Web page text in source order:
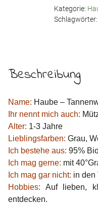
Kategorie:
Schlagwörter:
Beschreibung
Name: Haube –
Ihr nennt mich auch:
Alter: 1-3 Jahre
Lieblingsfarben: Grau,
Ich bestehe aus: 95%
Ich mag gerne: mit
Ich mag gar nicht: in den
Hobbies: Auf lieben,
entdecken.